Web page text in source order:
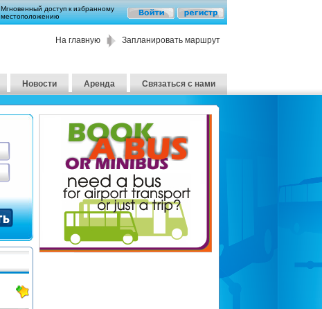
Мгновенный доступ к избранному
местоположению
На главную Запланировать маршрут
Новости Аренда Связаться с нами